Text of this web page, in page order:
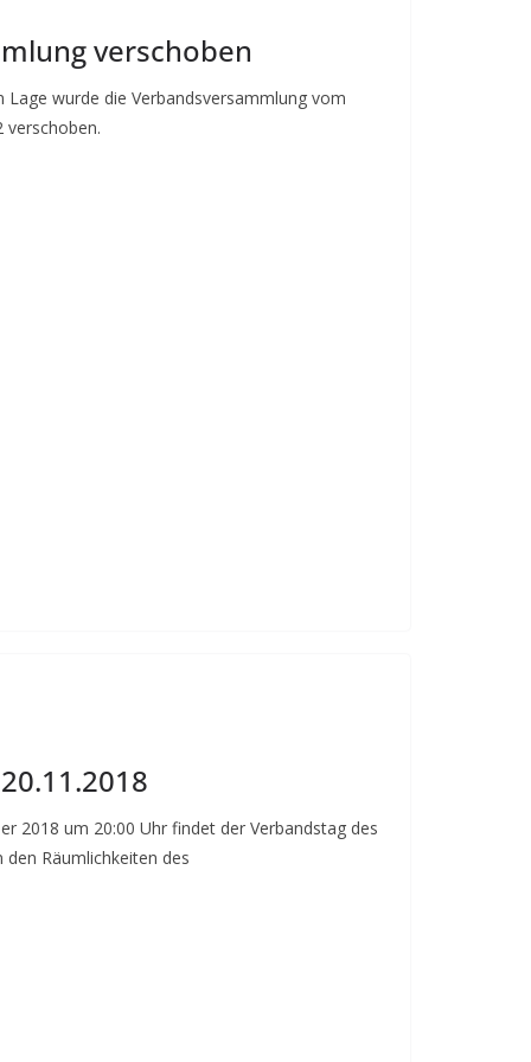
verschoben
wurde die Verbandsversammlung vom
verschoben.
2018 um 20:00 Uhr findet der Verbandstag des
den Räumlichkeiten des